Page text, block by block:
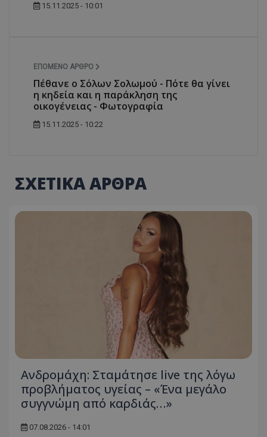
15.11.2025 - 10:01
ΕΠΌΜΕΝΟ ΆΡΘΡΟ
Πέθανε ο Σόλων Σολωμού - Πότε θα γίνει
η κηδεία και η παράκληση της
οικογένειας - Φωτογραφία
15.11.2025 - 10:22
ΣΧΕΤΙΚΑ ΑΡΘΡΑ
Ανδρομάχη: Σταμάτησε live της λόγω
προβλήματος υγείας – «Ένα μεγάλο
συγγνώμη από καρδιάς…»
07.08.2026 - 14:01